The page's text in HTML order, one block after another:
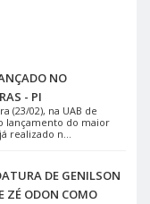
NO
- PI
(23/02), na UAB de
lançamento do maior
realizado n...
DE GENILSON
ZÉ ODON COMO